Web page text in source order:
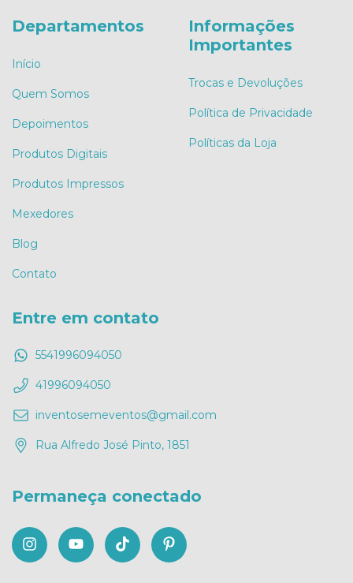
Departamentos
Início
Quem Somos
Depoimentos
Produtos Digitais
Produtos Impressos
Mexedores
Blog
Contato
Informações
Importantes
Trocas e Devoluções
Política de Privacidade
Políticas da Loja
Entre em contato
5541996094050
41996094050
inventosemeventos@gmail.com
Rua Alfredo José Pinto, 1851
Permaneça conectado